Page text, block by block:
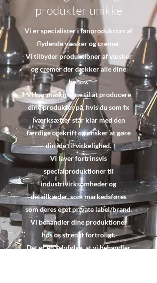
produkter unikke
Vi er specialister i lønproduktion af
flydende væsker og cremer.
Vi tilbyder produktioner af væsker
og cremer der dæk​ker alle dine
behov.
Vi har maskinerne til at producere
dine produkter på, hvis du som fx
iværksætter står klar med den
færdige opskrift og ønsker at gøre
din ide til virkelighed.
Vi laver fortrinsvis
specialproduktioner til
industrivirksomheder og
detailkæder, som markedsføres
som deres eget private label/brand.
Vi behandler dine produktioner
hos os strengt fortroligt.
Det er en selvfølge, at vi behandler